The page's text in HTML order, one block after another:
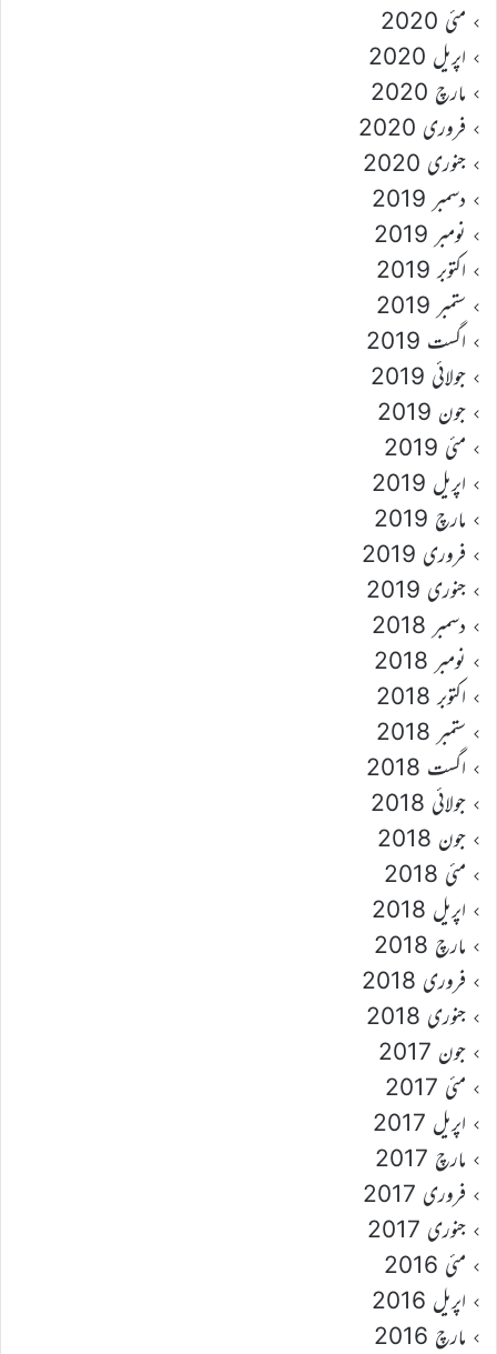
مئی 2020
اپریل 2020
مارچ 2020
فروری 2020
جنوری 2020
دسمبر 2019
نومبر 2019
اکتوبر 2019
ستمبر 2019
اگست 2019
جولائی 2019
جون 2019
مئی 2019
اپریل 2019
مارچ 2019
فروری 2019
جنوری 2019
دسمبر 2018
نومبر 2018
اکتوبر 2018
ستمبر 2018
اگست 2018
جولائی 2018
جون 2018
مئی 2018
اپریل 2018
مارچ 2018
فروری 2018
جنوری 2018
جون 2017
مئی 2017
اپریل 2017
مارچ 2017
فروری 2017
جنوری 2017
مئی 2016
اپریل 2016
مارچ 2016